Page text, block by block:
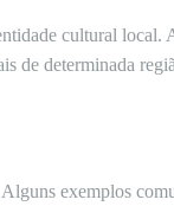
cultural local.
de determinada
exemplos